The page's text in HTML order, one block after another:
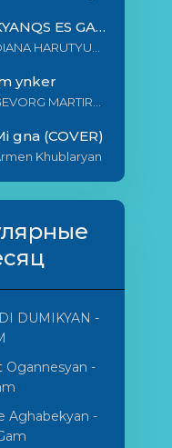
KYANQS ES GALIS EM
ynker
gna (COVER)
Khublaryan
DUMIKYAN -
Ogannesyan -
Aghabekyan -